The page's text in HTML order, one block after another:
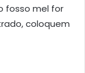
fosso mel for
coloquem